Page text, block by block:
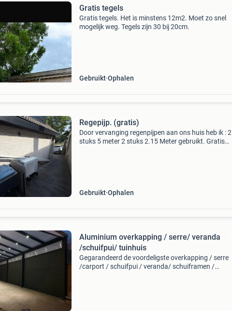
Gratis tegels
Gratis tegels. Het is minstens 12m2. Moet zo snel
mogelijk weg. Tegels zijn 30 bij 20cm.
Gebruikt Ophalen
Regepijp. (gratis)
Door vervanging regenpijpen aan ons huis heb ik : 2
stuks 5 meter 2 stuks 2.15 Meter gebruikt. Gratis
Gebruikt Ophalen
Aluminium overkapping / serre/ veranda
/schuifpui/ tuinhuis
Gegarandeerd de voordeligste overkapping / serre
/carport / schuifpui / veranda/ schuiframen /